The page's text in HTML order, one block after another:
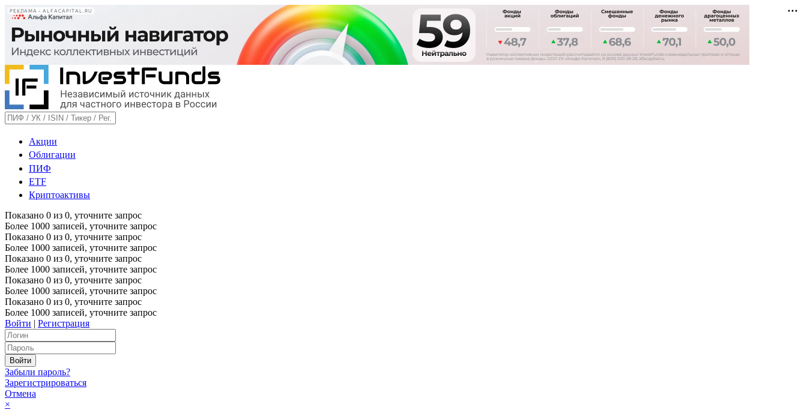
РЕКЛАМА • ALFACAPITAL.RU
Акции
Облигации
ПИФ
ETF
Криптоактивы
Показано 0 из 0, уточните запрос
Более 1000 записей, уточните запрос
Показано 0 из 0, уточните запрос
Более 1000 записей, уточните запрос
Показано 0 из 0, уточните запрос
Более 1000 записей, уточните запрос
Показано 0 из 0, уточните запрос
Более 1000 записей, уточните запрос
Показано 0 из 0, уточните запрос
Более 1000 записей, уточните запрос
Войти | Регистрация
Забыли пароль?
Зарегистрироваться
Отмена
×